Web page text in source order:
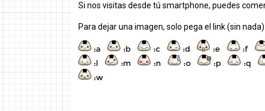
Si nos visitas desde tú smartphone, puedes
Para dejar una imagen, solo pega el link (sin nada)